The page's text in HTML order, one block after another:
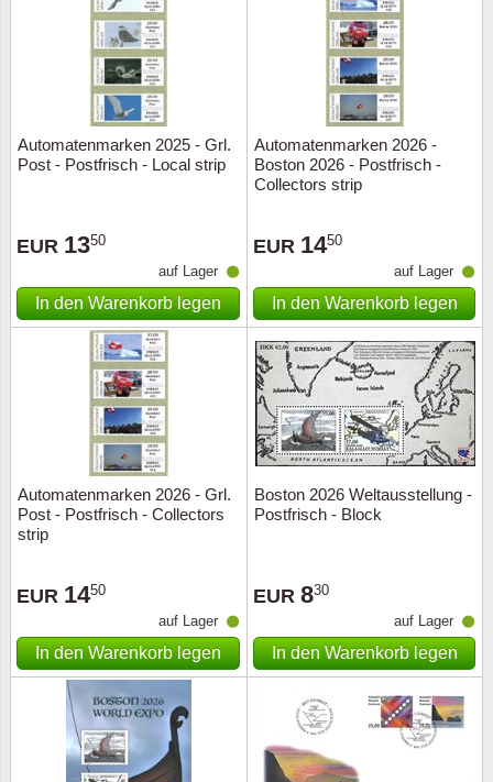
Automatenmarken 2025 - Grl.
Post - Postfrisch - Local strip
EUR 1350
auf Lager
In den Warenkorb legen
Automatenmarken 2026 -
Boston 2026 - Postfrisch -
Collectors strip
EUR 1450
auf Lager
In den Warenkorb legen
Automatenmarken 2026 - Grl.
Post - Postfrisch - Collectors
strip
EUR 1450
auf Lager
In den Warenkorb legen
Boston 2026 Weltausstellung -
Postfrisch - Block
EUR 830
auf Lager
In den Warenkorb legen